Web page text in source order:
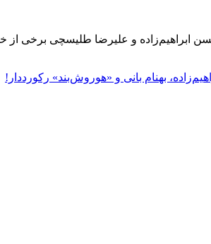
ابراهیم‌زاده و علیرضا طلیسچی برخی از